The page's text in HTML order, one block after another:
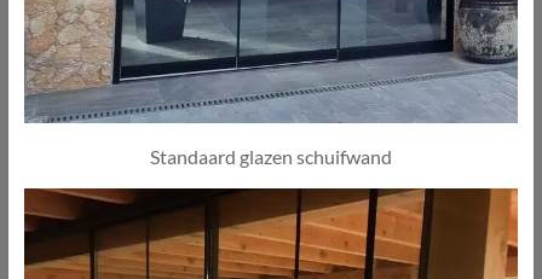
Standaard glazen schuifwand